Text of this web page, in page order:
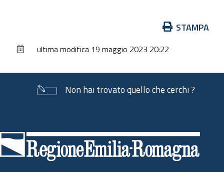
documento
STAMPA
ultima modifica 19 maggio 2023 20:22
Non hai trovato quello che cerchi ?
di
pagina